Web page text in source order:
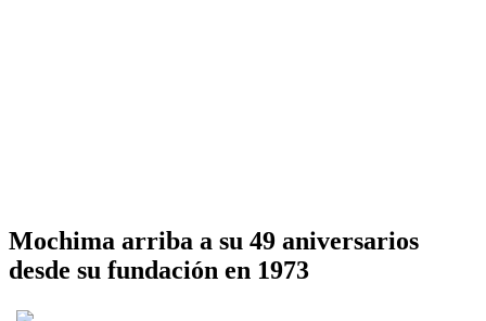
Mochima arriba a su 49 aniversarios
desde su fundación en 1973